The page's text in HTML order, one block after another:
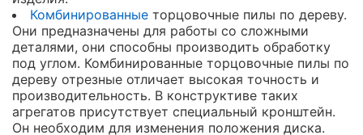
Комбинированные торцовочные пилы по дереву.
Они предназначены для работы со сложными
деталями, они способны производить обработку
под углом. Комбинированные торцовочные пилы по
дереву отрезные отличает высокая точность и
производительность. В конструктиве таких
агрегатов присутствует специальный кронштейн.
Он необходим для изменения положения диска.